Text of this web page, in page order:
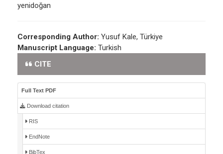
yenidoğan
Corresponding Author: Yusuf Kale, Türkiye
Manuscript Language: Turkish
CITE
Full Text PDF
Download citation
RIS
EndNote
BibTex